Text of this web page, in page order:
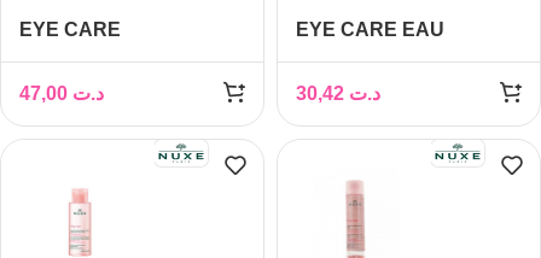
EYE CARE
BIPHASIQUE 150ML
د.ت
EYE CARE EAU
TOLERANCE 200ML
د.ت